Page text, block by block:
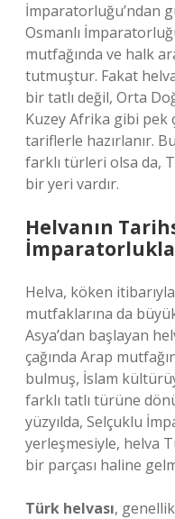
İmparatorluğu’ndan
Osmanlı
mutfağında ve halk
tutmuştur. Fakat
bir tatlı değil, Orta
Kuzey Afrika gibi pek
tariflerle hazırlanır.
farklı türleri olsa da,
bir yeri vardır.
Helvanın
Helva, köken
mutfaklarına da
Asya’dan başlayan
çağında Arap
bulmuş, İslam
farklı tatlı türüne
yüzyılda, Selçuklu
yerleşmesiyle, helva
bir parçası haline
Türk helvası,